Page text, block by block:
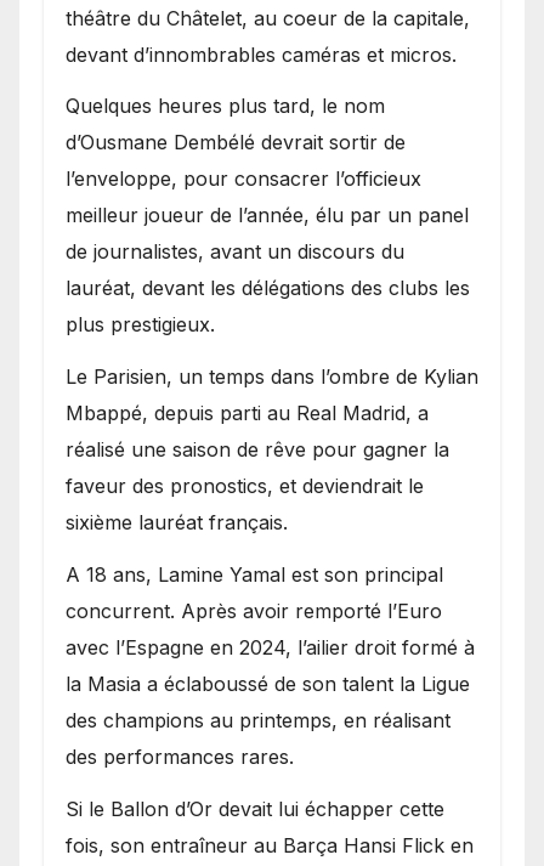
théâtre du Châtelet, au coeur de la capitale,
devant d’innombrables caméras et micros.
Quelques heures plus tard, le nom
d’Ousmane Dembélé devrait sortir de
l’enveloppe, pour consacrer l’officieux
meilleur joueur de l’année, élu par un panel
de journalistes, avant un discours du
lauréat, devant les délégations des clubs les
plus prestigieux.
Le Parisien, un temps dans l’ombre de Kylian
Mbappé, depuis parti au Real Madrid, a
réalisé une saison de rêve pour gagner la
faveur des pronostics, et deviendrait le
sixième lauréat français.
A 18 ans, Lamine Yamal est son principal
concurrent. Après avoir remporté l’Euro
avec l’Espagne en 2024, l’ailier droit formé à
la Masia a éclaboussé de son talent la Ligue
des champions au printemps, en réalisant
des performances rares.
Si le Ballon d’Or devait lui échapper cette
fois, son entraîneur au Barça Hansi Flick en